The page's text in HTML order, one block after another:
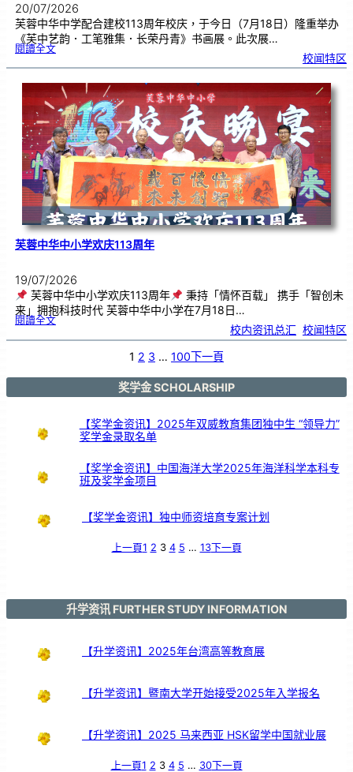
20/07/2026
芙蓉中华中学配合建校113周年校庆，于今日（7月18日）隆重举办
《芙中艺韵．工笔雅集．长荣丹青》书画展。此次展…
閱讀全文:《
艺
．
工
笔
雅
．
长
荣
丹
青
》
书
画
展
开
幕
校闻特区
芙蓉中华中小学欢庆113周年
19/07/2026
芙蓉中华中小学欢庆113周年
秉持「情怀百载」 携手「智创未
来」拥抱科技时代 芙蓉中华中小学在7月18日…
閱讀全文:芙
华
1
1
年
校内资讯总汇 校闻特区
1 2 3 … 100下一頁
奖学金 SCHOLARSHIP
【奖学金资讯】2025年双威教育集团独中生 “领导力”
奖学金录取名单
【奖学金资讯】中国海洋大学2025年海洋科学本科专
班及奖学金项目
【奖学金资讯】独中师资培育专案计划
上一頁1 2 3 4 5 … 13下一頁
升学资讯 FURTHER STUDY INFORMATION
【升学资讯】2025年台湾高等教育展
【升学资讯】暨南大学开始接受2025年入学报名
【升学资讯】2025 马来西亚 HSK留学中国就业展
上一頁1 2 3 4 5 … 30下一頁